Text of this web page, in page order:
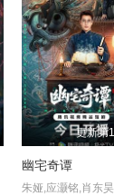
更新第
幽宅奇谭